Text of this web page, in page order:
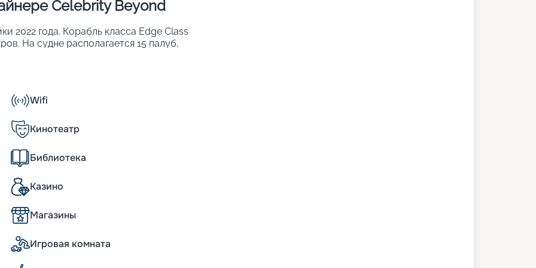
Celebrity Beyond
2022 года. Корабль класса Edge Class
На судне располагается 15 палуб,
могут разместиться 3260
максимальную скорость 22 узла,
для стабилизации качки. Также
программы;
разного класса;
гостей сьютов.
продвинутых теплоходов.
на свет и пространство, а такая
к морю.
уникальные возможности
многом относятся к уникальным
трансформации, сулящее новые
Wifi
Кинотеатр
Библиотека
Казино
Магазины
Игровая комната